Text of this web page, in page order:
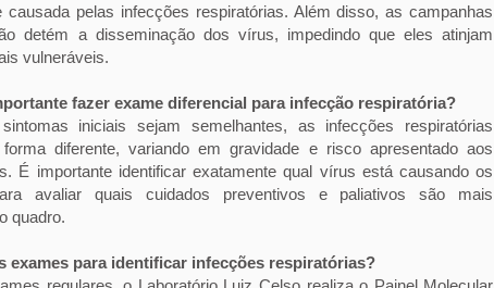
causada pelas infecções respiratórias. Além disso, as campanhas
detém a disseminação dos vírus, impedindo que eles atinjam
vulneráveis.
fazer exame diferencial para infecção respiratória?
iniciais sejam semelhantes, as infecções respiratórias
diferente, variando em gravidade e risco apresentado aos
É importante identificar exatamente qual vírus está causando os
avaliar quais cuidados preventivos e paliativos são mais
quadro.
exames para identificar infecções respiratórias?